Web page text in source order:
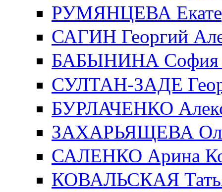
РУМЯНЦЕВА
САГИН Георгий
БАБЫНИНА София
СУЛТАН-ЗАДЕ
БУРЛАЧЕНКО
ЗАХАРЬЯЩЕВА
САЛЕНКО Арина
КОВАЛЬСКАЯ